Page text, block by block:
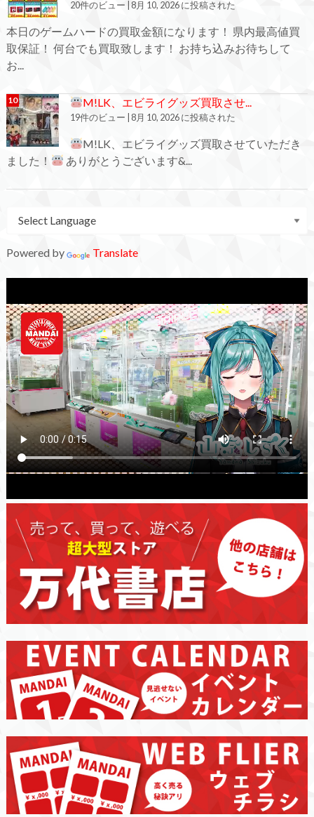
20件のビュー 8月 10, 2026 に投稿された
本日のゲームハードの買取金額になります！ 県内最高値買
取保証！ 何台でも買取致します！ お持ち込みお待ちして
お...
M!LK、エビライグッズ買取させ...
19件のビュー 8月 10, 2026 に投稿された
M!LK、エビライグッズ買取させていただき
ました！
ありがとうございます&...
Powered by Translate